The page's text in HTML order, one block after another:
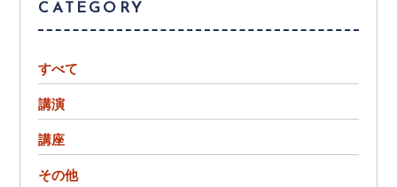
CATEGORY
すべて
講演
講座
その他